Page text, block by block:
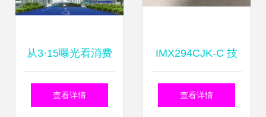
从3·15曝光看消费
信任重建:科学、透
查看详情
IMX294CJK-C 技
术咨询全面解析
查看详情